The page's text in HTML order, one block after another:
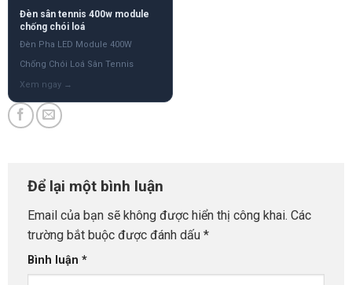
Đèn sân tennis 400w module
chống chói loá
Đèn Pha LED Module 400W
Chống Chói Loá Sân Tennis
Để lại một bình luận
Email của bạn sẽ không được hiển thị công khai. Các
trường bắt buộc được đánh dấu *
Bình luận *